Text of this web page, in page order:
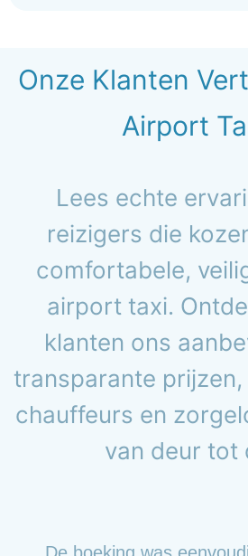
Onze Klanten
Airport
Lees echte
reizigers die
comfortabele,
airport taxi.
klanten ons
transparante
chauffeurs en
van deur tot